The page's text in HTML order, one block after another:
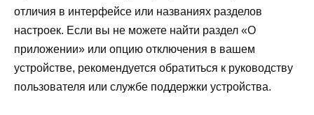
отличия в интерфейсе или названиях разделов
настроек. Если вы не можете найти раздел «О
приложении» или опцию отключения в вашем
устройстве, рекомендуется обратиться к руководству
пользователя или службе поддержки устройства.